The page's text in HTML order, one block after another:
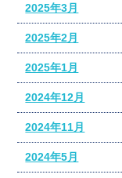
2025年3月
2025年2月
2025年1月
2024年12月
2024年11月
2024年5月